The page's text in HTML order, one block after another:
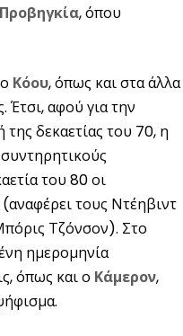
Προβηγκία, όπου
Κόου, όπως και στα άλλα
Έτσι, αφού για την
δεκαετίας του 70, η
του 80 οι
τους Ντέηβιντ
Τζόνσον). Στο
ημερομηνία
όπως και ο Κάμερον,